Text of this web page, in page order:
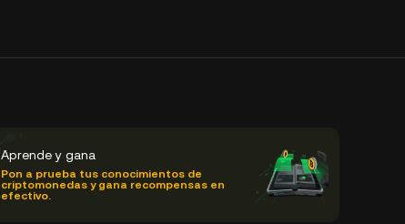
Aprende y gana
Pon a prueba tus conocimientos de
criptomonedas y gana recompensas en
efectivo.